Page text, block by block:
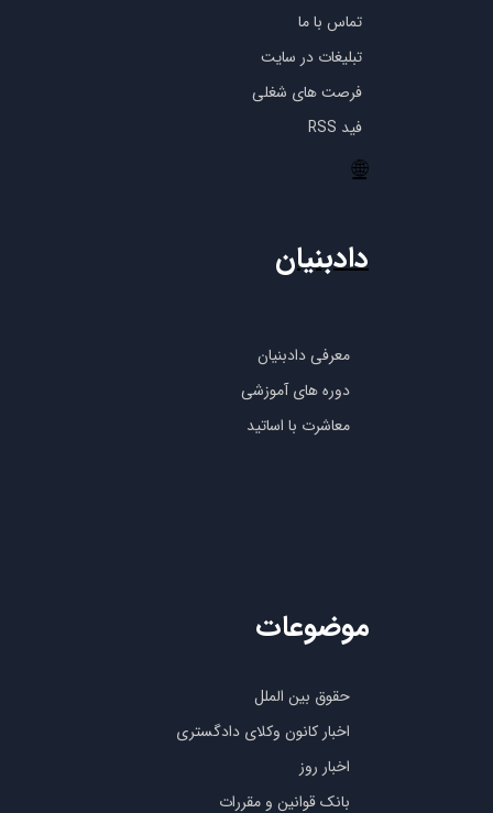
تماس با ما
تبلیغات در سایت
فرصت های شغلی
فید RSS
🌐
معرفی دادبنیان
دوره های آموزشی
معاشرت با اساتید
دادبنیان
حقوق بین الملل
اخبار کانون وکلای دادگستری
اخبار روز
بانک قوانین و مقررات
موضوعات